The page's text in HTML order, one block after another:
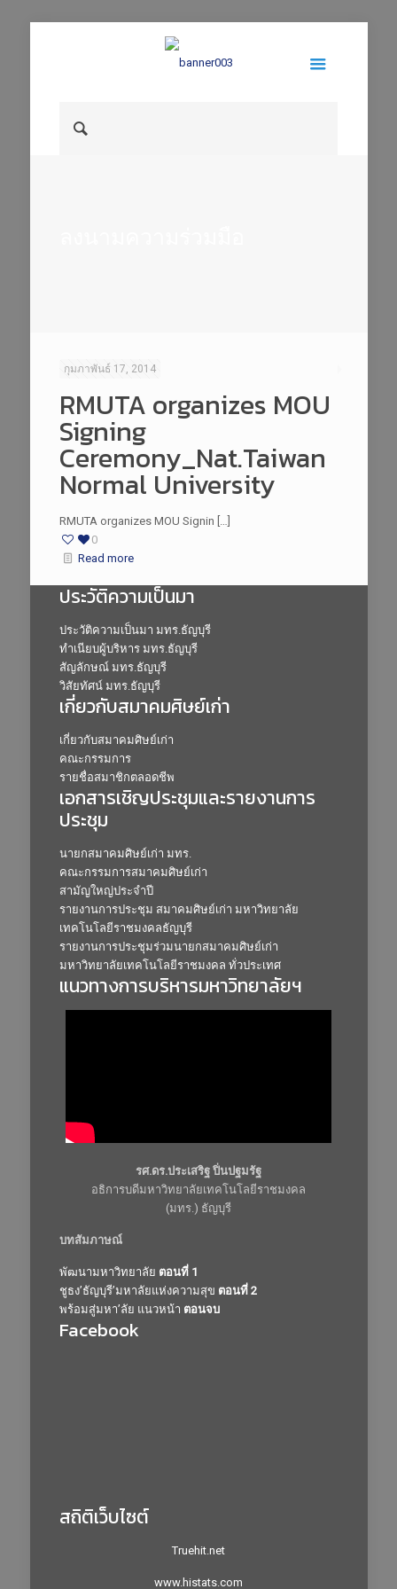
กุมภาพันธ์ 17, 2014
RMUTA organizes MOU
Signing
Ceremony_Nat.Taiwan
Normal University
RMUTA organizes MOU Signin […]
0
Read more
ประวัติความเป็นมา
ประวัติความเป็นมา มทร.ธัญบุรี
ทำเนียบผู้บริหาร มทร.ธัญบุรี
สัญลักษณ์ มทร.ธัญบุรี
วิสัยทัศน์ มทร.ธัญบุรี
เกี่ยวกับสมาคมศิษย์เก่า
เกี่ยวกับสมาคมศิษย์เก่า
คณะกรรมการ
รายชื่อสมาชิกตลอดชีพ
เอกสารเชิญประชุมและรายงานการ
ประชุม
นายกสมาคมศิษย์เก่า มทร.
คณะกรรมการสมาคมศิษย์เก่า
สามัญใหญ่ประจำปี
รายงานการประชุม สมาคมศิษย์เก่า มหาวิทยาลัย
เทคโนโลยีราชมงคลธัญบุรี
รายงานการประชุมร่วมนายกสมาคมศิษย์เก่า
มหาวิทยาลัยเทคโนโลยีราชมงคล ทั่วประเทศ
แนวทางการบริหารมหาวิทยาลัยฯ
รศ.ดร.ประเสริฐ ปิ่นปฐมรัฐ
อธิการบดีมหาวิทยาลัยเทคโนโลยีราชมงคล
(มทร.) ธัญบุรี
บทสัมภาษณ์
พัฒนามหาวิทยาลัย ตอนที่ 1
ชูธง’ธัญบุรี’มหาลัยแห่งความสุข ตอนที่ 2
พร้อมสู่มหา’ลัย แนวหน้า ตอนจบ
Facebook
สถิติเว็บไซต์
Truehit.net
www.histats.com